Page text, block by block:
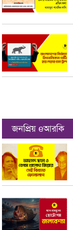
জনপ্রিয় eআরকি